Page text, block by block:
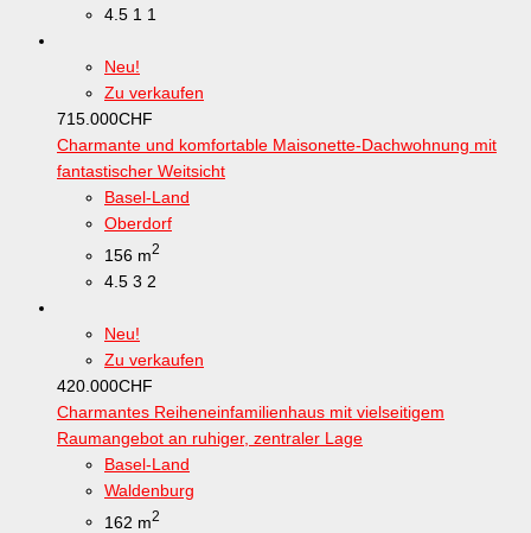
4.5 1 1
Neu!
Zu verkaufen
715.000CHF
Charmante und komfortable Maisonette-Dachwohnung mit
fantastischer Weitsicht
Basel-Land
Oberdorf
156 m2
4.5 3 2
Neu!
Zu verkaufen
420.000CHF
Charmantes Reiheneinfamilienhaus mit vielseitigem
Raumangebot an ruhiger, zentraler Lage
Basel-Land
Waldenburg
162 m2